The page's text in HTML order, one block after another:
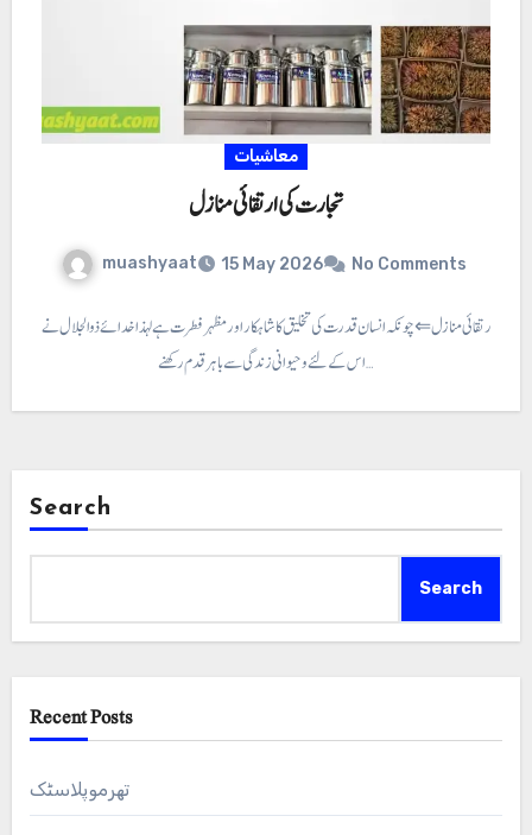
معاشیات
تجارت کی ارتقائی منازل
muashyaat 15 May 2026 No Comments
کی ارتقائی منازل ⇐ چونکہ انسان قدرت کی تخلیق کا شاہکار اور مظہر فطرت ہے لہذا خدائے ذوالجلال نے
اس کے لئے و حیوانی زندگی سے باہر قدم رکھنے…
Search
Search
Recent Posts
تھرموپلاسٹک